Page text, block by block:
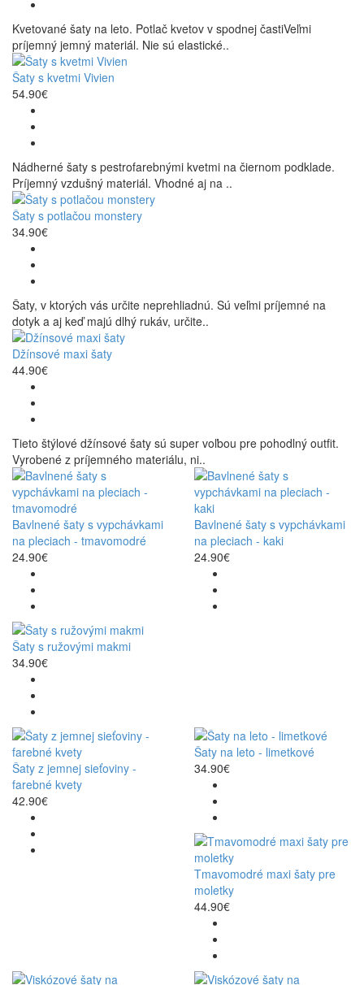
Kvetované šaty na leto. Potlač kvetov v spodnej častiVeľmi
príjemný jemný materiál. Nie sú elastické..
Šaty s kvetmi Vivien
54.90€
Nádherné šaty s pestrofarebnými kvetmi na čiernom podklade.
Príjemný vzdušný materiál. Vhodné aj na ..
Šaty s potlačou monstery
34.90€
Šaty, v ktorých vás určite neprehliadnú. Sú veľmi príjemné na
dotyk a aj keď majú dlhý rukáv, určite..
Džínsové maxi šaty
44.90€
Tieto štýlové džínsové šaty sú super voľbou pre pohodlný outfit.
Vyrobené z príjemného materiálu, ni..
Bavlnené šaty s vypchávkami
na pleciach - tmavomodré
24.90€
Bavlnené šaty s vypchávkami
na pleciach - kaki
24.90€
Šaty s ružovými makmi
34.90€
Šaty z jemnej sieťoviny -
farebné kvety
42.90€
Šaty na leto - limetkové
34.90€
Tmavomodré maxi šaty pre
moletky
44.90€